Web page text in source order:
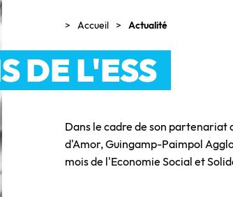
Accueil Actualité
DE L'ESS
Dans le cadre de son partenariat
d'Amor, Guingamp-Paimpol
mois de l'Economie Social et